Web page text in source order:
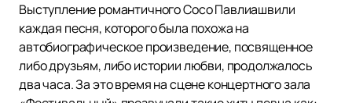
Выступление романтичного Сосо Павлиашвили
каждая песня, которого была похожа на
автобиографическое произведение, посвященное
либо друзьям, либо истории любви, продолжалось
два часа. За это время на сцене концертного зала